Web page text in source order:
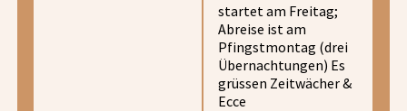
startet am Freitag;
Abreise ist am
Pfingstmontag (drei
Übernachtungen) Es
grüssen Zeitwächer &
Ecce